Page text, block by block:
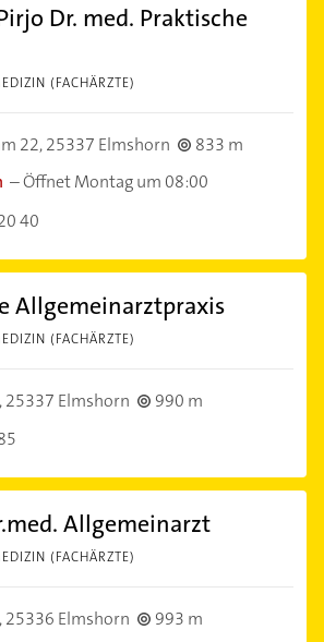
Dr. med. Praktische
(FACHÄRZTE)
22,25337 Elmshorn
833 m
–Öffnet Montag um 08:00
40
Allgemeinarztpraxis
(FACHÄRZTE)
25337 Elmshorn
990 m
Allgemeinarzt
(FACHÄRZTE)
25336 Elmshorn
993 m